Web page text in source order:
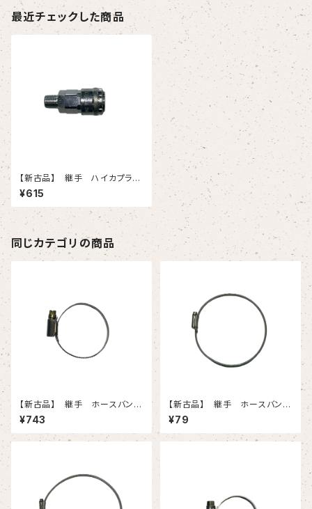
最近チェックした商品
【新古品】 継手 ハイカプラ
200-20SM（日東工器）2個入
りセット
¥615
同じカテゴリの商品
【新古品】 継手 ホースバンド
（32-50）
¥743
【新古品】 継手 ホースバン
ド 6（140-）
¥79